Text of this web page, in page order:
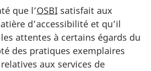
que l’OSBI satisfait aux
d’accessibilité et qu’il
attentes à certains égards du
des pratiques exemplaires
aux services de